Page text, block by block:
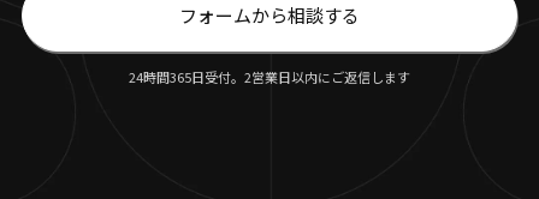
フォームから相談する
24時間365日受付。2営業日以内にご返信します